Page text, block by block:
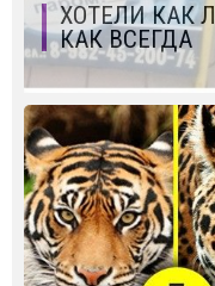
ХОТЕЛИ КАК
КАК ВСЕГДА